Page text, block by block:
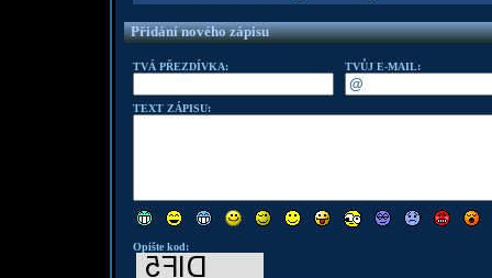
Přidání nového zápisu
TVÁ PŘEZDÍVKA: TVŮJ E-MAIL:
TEXT ZÁPISU:
Opište kod: